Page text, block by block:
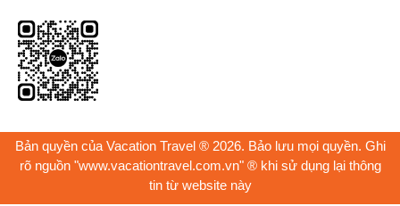
Bản quyền của Vacation Travel ® 2026. Bảo lưu mọi quyền. Ghi
rõ nguồn "www.vacationtravel.com.vn" ® khi sử dụng lại thông
tin từ website này